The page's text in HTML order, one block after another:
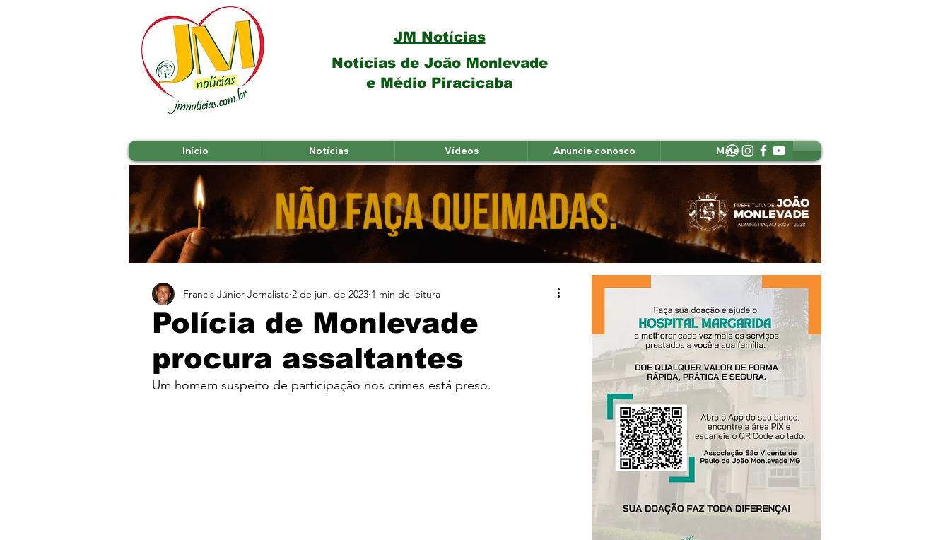
Notícias de João Monlevade
e Médio Piracicaba
JM Notícias
Início Notícias Vídeos Anuncie conosco Mais
Polícia de Monlevade
procura assaltantes
Francis Júnior Jornalista 2 de jun. de 2023 1 min de leitura
Um homem suspeito de participação nos crimes está preso.